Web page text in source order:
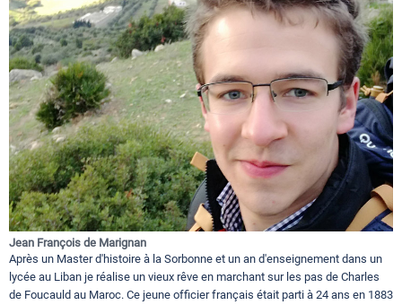
Jean François de Marignan
Après un Master d'histoire à la Sorbonne et un an d'enseignement dans un
lycée au Liban je réalise un vieux rêve en marchant sur les pas de Charles
de Foucauld au Maroc. Ce jeune officier français était parti à 24 ans en 1883